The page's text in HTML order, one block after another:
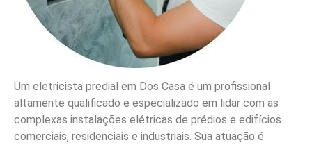
Um eletricista predial em Dos Casa é um profissional
altamente qualificado e especializado em lidar com as
complexas instalações elétricas de prédios e edifícios
comerciais, residenciais e industriais. Sua atuação é